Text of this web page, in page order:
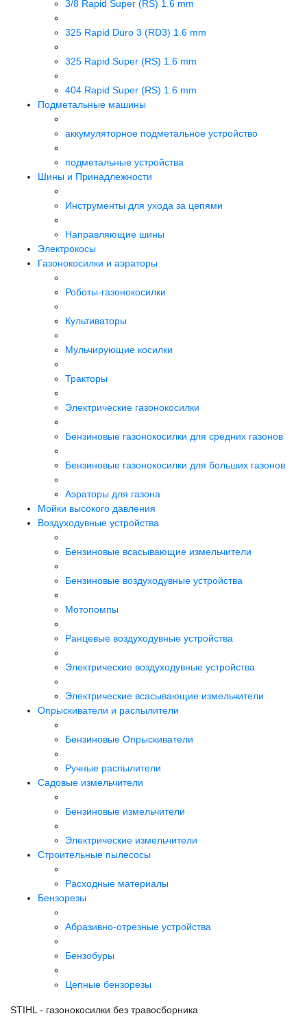
3/8 Rapid Super (RS) 1.6 mm
325 Rapid Duro 3 (RD3) 1.6 mm
325 Rapid Super (RS) 1.6 mm
404 Rapid Super (RS) 1.6 mm
Подметальные машины
аккумуляторное подметальное устройство
подметальные устройства
Шины и Принадлежности
Инструменты для ухода за цепями
Направляющие шины
Электрокосы
Газонокосилки и аэраторы
Роботы-газонокосилки
Культиваторы
Мульчирующие косилки
Тракторы
Электрические газонокосилки
Бензиновые газонокосилки для средних газонов
Бензиновые газонокосилки для больших газонов
Аэраторы для газона
Мойки высокого давления
Воздуходувные устройства
Бензиновые всасывающие измельчители
Бензиновые воздуходувные устройства
Мотопомпы
Ранцевые воздуходувные устройства
Электрические воздуходувные устройства
Электрические всасывающие измельчители
Опрыскиватели и распылители
Бензиновые Опрыскиватели
Ручные распылители
Садовые измельчители
Бензиновые измельчители
Электрические измельчители
Строительные пылесосы
Расходные материалы
Бензорезы
Абразивно-отрезные устройства
Бензобуры
Цепные бензорезы
STIHL - газонокосилки без травосборника